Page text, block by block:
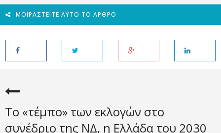
ΜΟΙΡΑΣΤΕΊΤΕ ΑΥΤΌ ΤΟ ΆΡΘΡΟ
Το «τέμπο» των εκλογών στο
συνέδριο της ΝΔ, η Ελλάδα του 2030